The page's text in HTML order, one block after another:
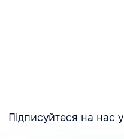
Підписуйтеся на нас